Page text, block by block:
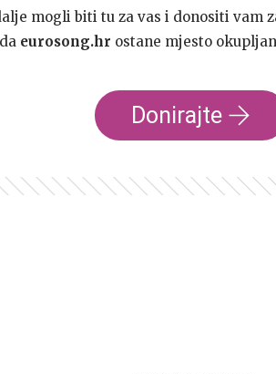
mogli biti tu za vas i donositi vam
eurosong.hr ostane mjesto
Donirajte